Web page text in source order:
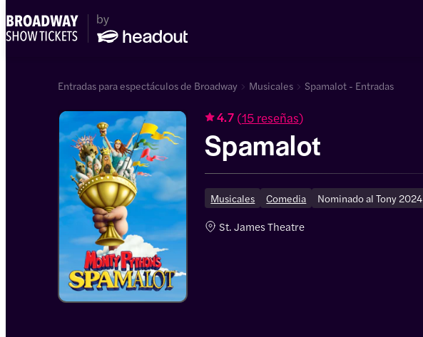
Entradas para espectáculos de Broadway Musicales Spamalot - Entradas
4.7 (15 reseñas)
Spamalot
Musicales Comedia Nominado al Tony 2024
St. James Theatre